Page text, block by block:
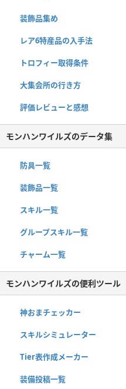
装飾品集め
レア6特産品の入手法
トロフィー取得条件
大集会所の行き方
評価レビューと感想
モンハンワイルズのデータ集
防具一覧
装飾品一覧
スキル一覧
グループスキル一覧
チャーム一覧
モンハンワイルズの便利ツール
神おまチェッカー
スキルシミュレーター
Tier表作成メーカー
装備投稿一覧